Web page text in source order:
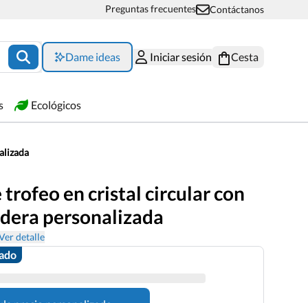
Preguntas frecuentes Contáctanos
Dame ideas Iniciar sesión Cesta
Ecológicos
trofeo en cristal circular con
personalizada
detalle